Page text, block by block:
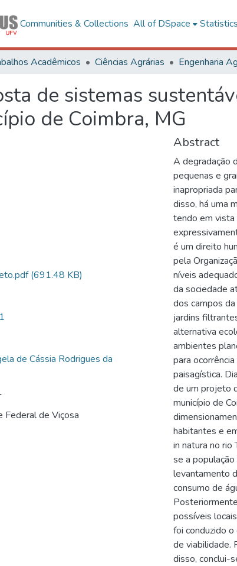
Communities & Collections All of DSpace Statistics
Acadêmicos Ciências Agrárias
de sistemas
de Coimbra, MG
(691.48 KB)
de Cássia Rodrigues da
Federal de Viçosa
Abstract
A degradação
pequenas e
inapropriada
disso, há uma
tendo em vista
é um direito
pela
níveis
da sociedade
dos campos
jardins
alternativa
ambientes
para
paisagística.
de um projeto
município de
habitantes e
in natura no
se a
levantamento
consumo de
possíveis
foi conduzido
de viabilidade.
disso, conclui-